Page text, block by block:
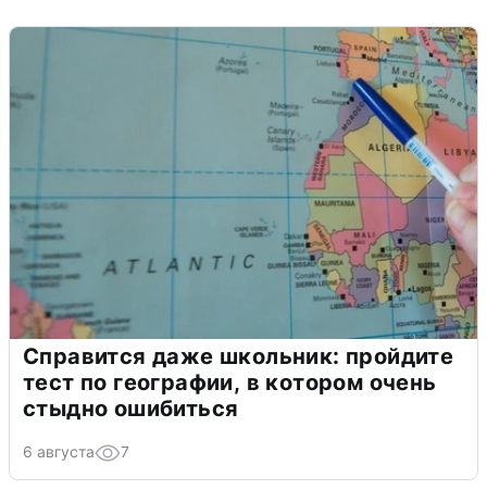
Справится даже школьник: пройдите
тест по географии, в котором очень
стыдно ошибиться
6 августа 7